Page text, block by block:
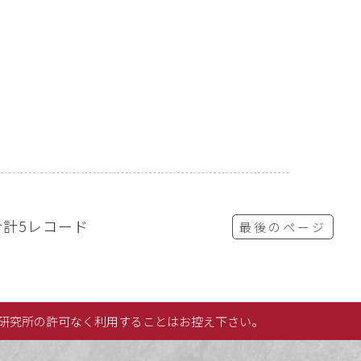
5レコード 最後のページ
所の許可なく利用することはお控え下さい。